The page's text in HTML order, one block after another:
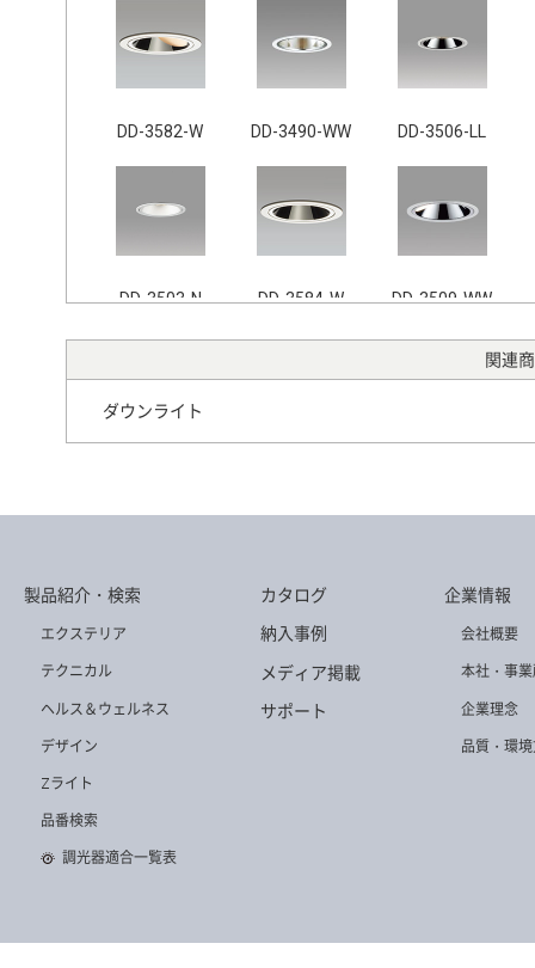
DD-3582-W DD-3490-WW DD-3506-LL
DD-3503-N DD-3584-W DD-3509-WW
DD-3520-LL DD-3528-L DD-3502-WW
関連
ダウンライト
製品紹介・検索
エクステリア
テクニカル
ヘルス＆ウェルネス
デザイン
Zライト
品番検索
調光器適合一覧表
カタログ
納入事例
メディア掲載
サポート
企業情報
会社概要
本社・事
企業理念
品質・環